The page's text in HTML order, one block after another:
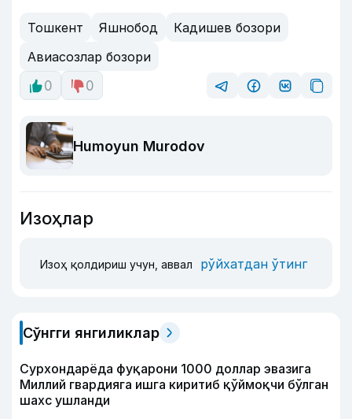
Тошкент Яшнобод
Кадишев бозори
Авиасозлар бозори
0
0
Humoyun Murodov
Изоҳлар
Изоҳ қолдириш учун, аввал рўйхатдан ўтинг
Сўнгги янгиликлар
Сурхондарёда фуқарони 1000 доллар эвазига
Миллий гвардияга ишга киритиб қўймоқчи бўлган
шахс ушланди